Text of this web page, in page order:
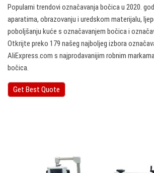
Popularni trendovi označavanja bočica u 2020.
aparatima, obrazovanju i uredskom materijalu,
poboljšanju kuće s označavanjem bočica i
Otkrijte preko 179 našeg najboljeg izbora
AliExpress.com s najprodavanijim robnim
bočica.
Get Best Quote